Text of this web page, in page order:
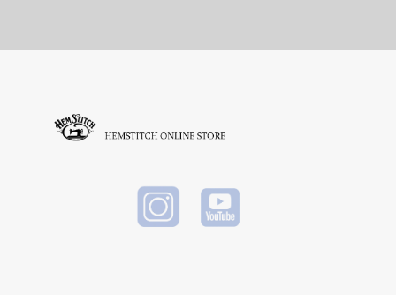
eather Wa
BROWN
eather Wa
ool Bag(M